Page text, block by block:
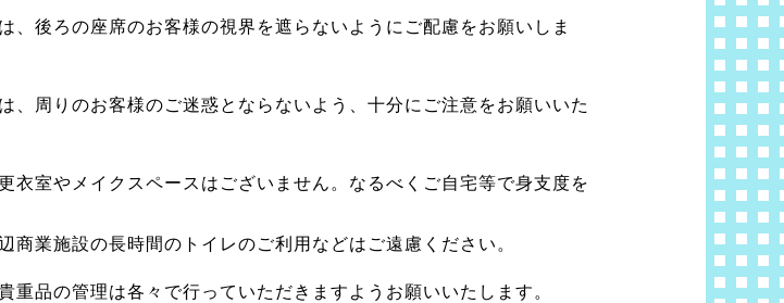
、後ろの座席のお客様の視界を遮らないようにご配慮をお願いしま
、周りのお客様のご迷惑とならないよう、十分にご注意をお願いいた
衣室やメイクスペースはございません。なるべくご自宅等で身支度を
商業施設の長時間のトイレのご利用などはご遠慮ください。
重品の管理は各々で行っていただきますようお願いいたします。